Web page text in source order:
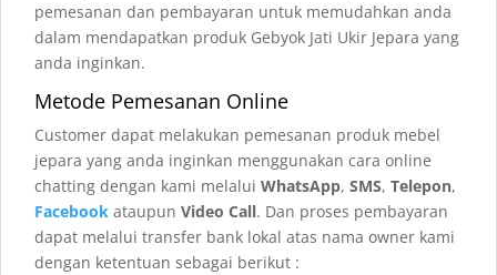
pemesanan dan pembayaran untuk memudahkan anda
dalam mendapatkan produk Gebyok Jati Ukir Jepara yang
anda inginkan.
Metode Pemesanan Online
Customer dapat melakukan pemesanan produk mebel
jepara yang anda inginkan menggunakan cara online
chatting dengan kami melalui WhatsApp, SMS, Telepon,
Facebook ataupun Video Call. Dan proses pembayaran
dapat melalui transfer bank lokal atas nama owner kami
dengan ketentuan sebagai berikut :